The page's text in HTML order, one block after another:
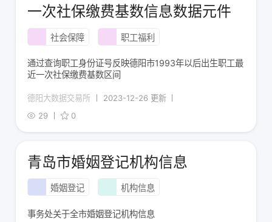
一次社保缴费基数信息数据元件
社会保障 职工福利
通过查询职工身份证号反映德阳市1993年以后出生职工最
近一次社保缴费基数区间
德阳大数据交易所
2023-12-26 更新
29
0
青岛市婚姻登记机构信息
婚姻登记 机构信息
事务处关于全市婚姻登记机构信息